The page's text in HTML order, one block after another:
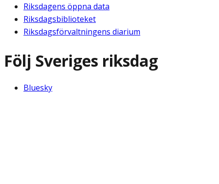
Riksdagens öppna data
Riksdagsbiblioteket
Riksdagsförvaltningens diarium
Följ Sveriges riksdag
Bluesky